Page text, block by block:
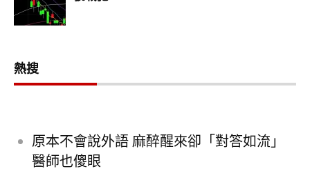
熱搜
原本不會說外語 麻醉醒來卻「對答如流」
醫師也傻眼